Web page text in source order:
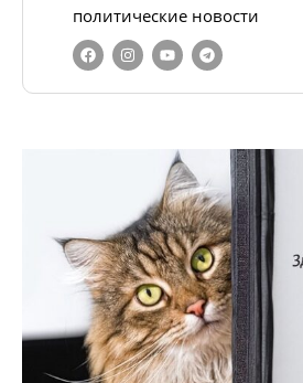
политические новости